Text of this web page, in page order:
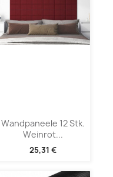
Wandpaneele 12 Stk.
Weinrot...
25,31 €